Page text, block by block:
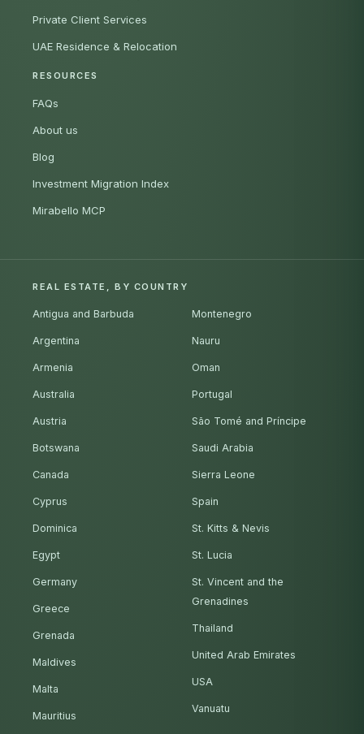
Private Client Services
UAE Residence & Relocation
RESOURCES
FAQs
About us
Blog
Investment Migration Index
Mirabello MCP
REAL ESTATE, BY COUNTRY
Antigua and Barbuda
Argentina
Armenia
Australia
Austria
Botswana
Canada
Cyprus
Dominica
Egypt
Germany
Greece
Grenada
Maldives
Malta
Mauritius
Montenegro
Nauru
Oman
Portugal
São Tomé and Príncipe
Saudi Arabia
Sierra Leone
Spain
St. Kitts & Nevis
St. Lucia
St. Vincent and the
Grenadines
Thailand
United Arab Emirates
USA
Vanuatu